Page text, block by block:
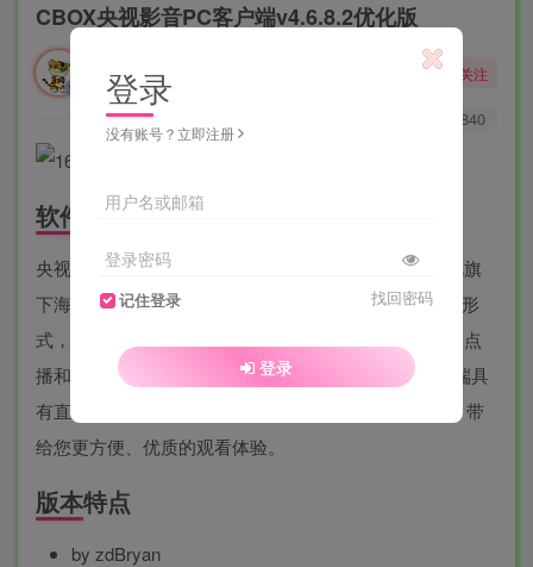
CBOX央视影音PC客户端v4.6.8.2优化版
酒醒只在花前坐，酒醉还来花下眠。
关注
840
软件介绍
央视影音是一款免费的中国电视直播客户端，聚合央视旗
下海量独家资源！中国网络电视独家采用P2P技术点播形
式，汇集央视频道、地方卫视高清直播，以及央视节目点
播和下载，满足观看直播节目需求。央视影音PC客户端具
有直播时移、直播回看、预订、智能EPG等强大功能，带
给您更方便、优质的观看体验。
版本特点
by zdBryan
登录
没有账号？立即注册
用户名或邮箱
登录密码
记住登录 找回密码
登录